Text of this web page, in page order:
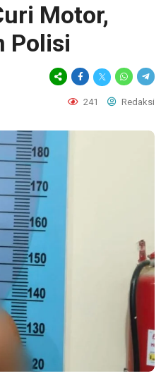
Motor,
Polisi
241 Redaksi